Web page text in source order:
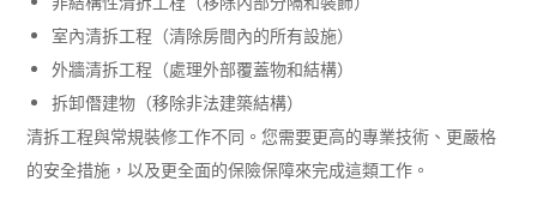
室內清拆工程（清除房間內的所有設施）
外牆清拆工程（處理外部覆蓋物和結構）
拆卸僭建物（移除非法建築結構）
清拆工程與常規裝修工作不同。您需要更高的專業技術、更嚴格
的安全措施，以及更全面的保險保障來完成這類工作。